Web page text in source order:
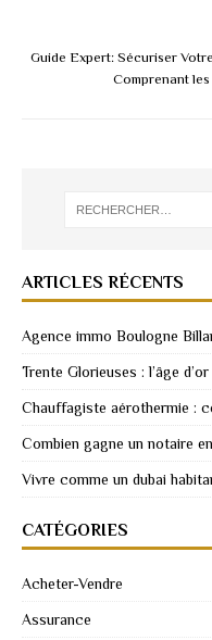
Guide Expert: Sécuriser
Comprenant
ARTICLES RÉCENTS
Agence immo Boulogne
Trente Glorieuses : l’âge
Chauffagiste aérothermie :
Combien gagne un notaire
Vivre comme un dubai
CATÉGORIES
Acheter-Vendre
Assurance